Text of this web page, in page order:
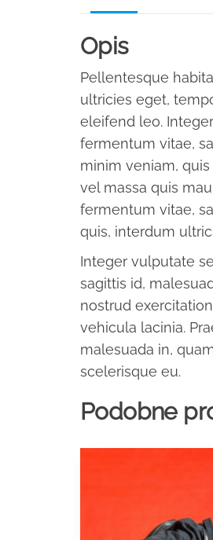
Opis
Pellentesque
ultricies eget,
eleifend leo.
fermentum vitae,
minim veniam,
vel massa quis
fermentum vitae,
quis, interdum
Integer vulputate
sagittis id,
nostrud
vehicula lacinia.
malesuada in,
scelerisque eu.
Podobne